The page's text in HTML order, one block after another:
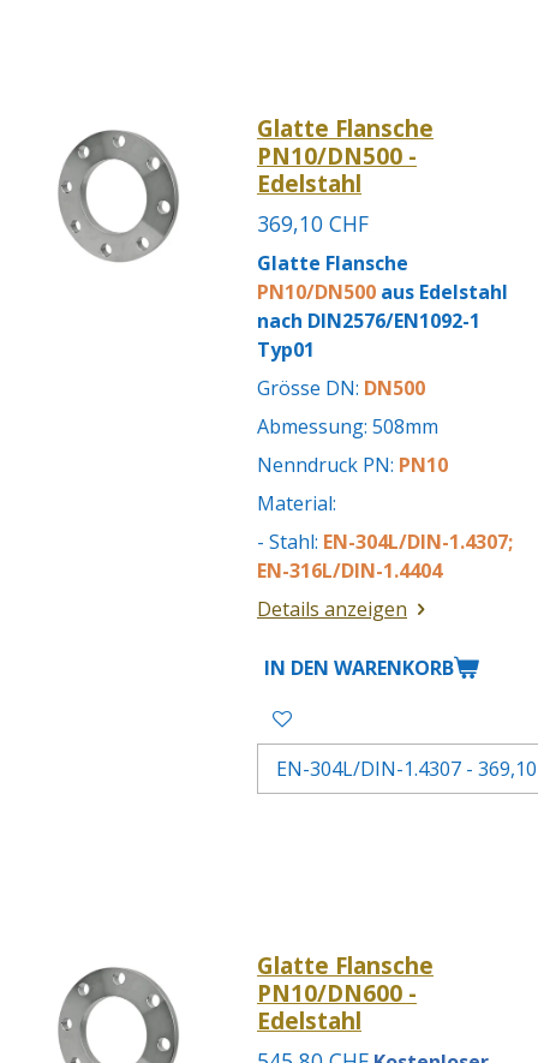
Glatte Flansche
PN10/DN500 -
Edelstahl
369,10 CHF
Glatte Flansche
PN10/DN500 aus Edelstahl
nach DIN2576/EN1092-1
Typ01
Grösse DN: DN500
Abmessung: 508mm
Nenndruck PN: PN10
Material:
- Stahl: EN-304L/DIN-1.4307;
EN-316L/DIN-1.4404
Details anzeigen
IN DEN WARENKORB
Glatte Flansche
PN10/DN600 -
Edelstahl